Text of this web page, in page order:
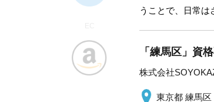
うことで、日常は
「練馬区」資
株式会社
東京都 練馬区